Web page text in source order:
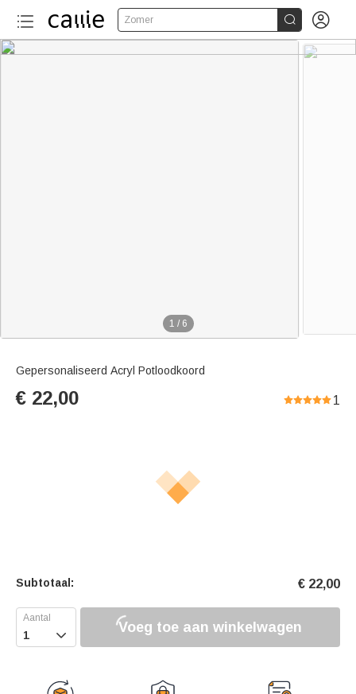
Zomer  
1 / 6
Gepersonaliseerd Acryl Potloodkoord
€ 22,00 1
Subtotaal: € 22,00
 Voeg toe aan winkelwagen